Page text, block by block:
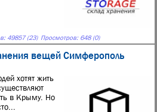
49857 (23) Просмотров: 648 (0)
вещей Симферополь
хотят жить
в Крыму. Но